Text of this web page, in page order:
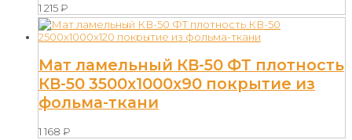
1 215₽
Мат ламельный КВ-50 ФТ плотность
КВ-50 3500х1000х90 покрытие из
фольма-ткани
1 168 ₽